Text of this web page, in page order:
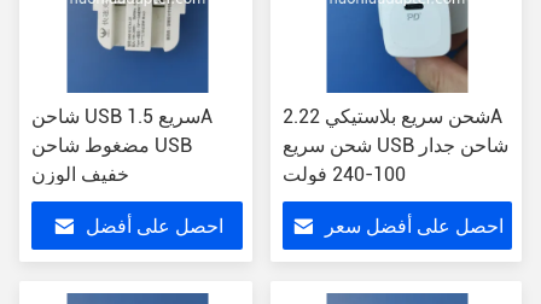
شاحن USB سريع 1.5A
مضغوط شاحن USB
خفيف الوزن
احصل على أفضل
شحن سريع بلاستيكي 2.22A
شحن سريع USB شاحن جدار
100-240 فولت
احصل على أفضل سعر